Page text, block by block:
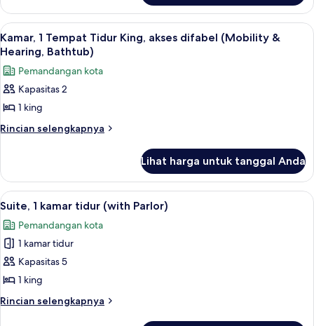
Shower)
Tidur
Queen,
akses
difabel
(Mobility
&
Hearing,
Roll-
in
Kamar
Deluks,
2
Tempat
Queen,
akses
difabel
(Mobility
&
Hearing,
Shower)
Lihat
semua
foto
untuk
Kamar,
1
Tempat
akses
difabel
(Mobility
&
Hearing,
Bathtub)
Seprai antialergi, brankas, meja
6
Kamar, 1 Tempat Tidur King, akses difabel (Mobility &
Hearing, Bathtub)
Pemandangan kota
Kapasitas 2
1 king
Rincian selengkapnya
Rincian
Kamar,
Tempat
King,
akses
difabel
(Mobility
&
Bathtub)
Lihat harga untuk tanggal Anda
Lihat
semua
foto
untuk
Suite,
1
kamar
tidur
Seprai antialergi, brankas, meja
11
Suite, 1 kamar tidur (with Parlor)
Pemandangan kota
1 kamar tidur
Kapasitas 5
1 king
Rincian selengkapnya
Rincian